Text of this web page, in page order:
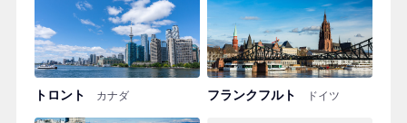
トロント カナダ フランクフルト ドイツ